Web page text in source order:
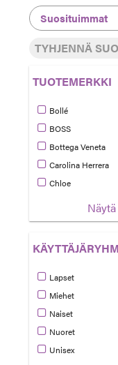
TYHJENNÄ
TUOTEMERKKI
Bollé
Tarkennettu
BOSS
Tarkennettu
Bottega Veneta
Carolina Herrera
Chloe
Lapset
Tarkennettu
Miehet
Tarkennettu
Naiset
Tarkennettu
Nuoret
Tarkennettu
Unisex